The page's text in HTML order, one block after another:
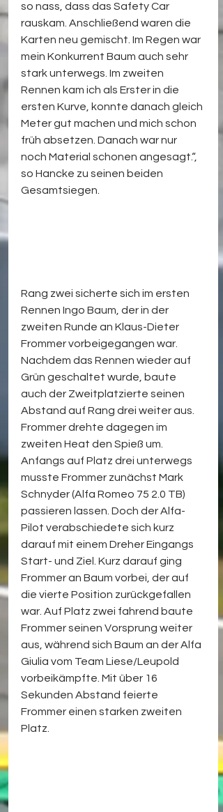
so nass, dass das Safety Car
rauskam. Anschließend waren die
Karten neu gemischt. Im Regen war
mein Konkurrent Baum auch sehr
stark unterwegs. Im zweiten
Rennen kam ich als Erster in die
ersten Kurve, konnte danach gleich
Meter gut machen und mich schon
früh absetzen. Danach war nur
noch Material schonen angesagt.“,
so Hancke zu seinen beiden
Gesamtsiegen.
Rang zwei sicherte sich im ersten
Rennen Ingo Baum, der in der
zweiten Runde an Klaus-Dieter
Frommer vorbeigegangen war.
Nachdem das Rennen wieder auf
Grün geschaltet wurde, baute
auch der Zweitplatzierte seinen
Abstand auf Rang drei weiter aus.
Frommer drehte dagegen im
zweiten Heat den Spieß um.
Anfangs auf Platz drei unterwegs
musste Frommer zunächst Mark
Schnyder (Alfa Romeo 75 2.0 TB)
passieren lassen. Doch der Alfa-
Pilot verabschiedete sich kurz
darauf mit einem Dreher Eingangs
Start- und Ziel. Kurz darauf ging
Frommer an Baum vorbei, der auf
die vierte Position zurückgefallen
war. Auf Platz zwei fahrend baute
Frommer seinen Vorsprung weiter
aus, während sich Baum an der Alfa
Giulia vom Team Liese/Leupold
vorbeikämpfte. Mit über 16
Sekunden Abstand feierte
Frommer einen starken zweiten
Platz.